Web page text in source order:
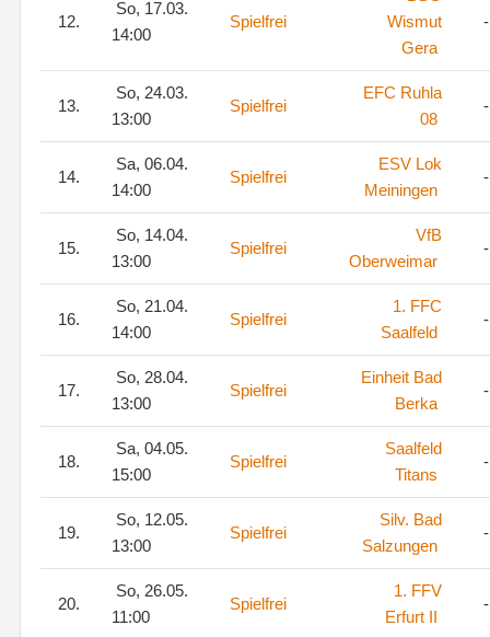
12.
So, 17.03.
14:00
Spielfrei
Wismut
Gera
13.
So, 24.03.
13:00
Spielfrei
EFC Ruhla
08
14.
Sa, 06.04.
14:00
Spielfrei
ESV Lok
Meiningen
15.
So, 14.04.
13:00
Spielfrei
VfB
Oberweimar
16.
So, 21.04.
14:00
Spielfrei
1. FFC
Saalfeld
17.
So, 28.04.
13:00
Spielfrei
Einheit Bad
Berka
18.
Sa, 04.05.
15:00
Spielfrei
Saalfeld
Titans
19.
So, 12.05.
13:00
Spielfrei
Silv. Bad
Salzungen
20.
So, 26.05.
11:00
Spielfrei
1. FFV
Erfurt II